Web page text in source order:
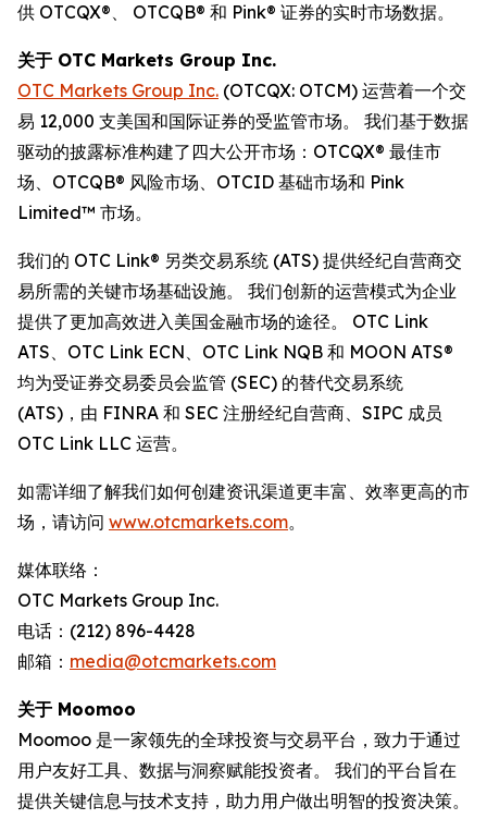
供 OTCQX®、 OTCQB® 和 Pink® 证券的实时市场数据。
关于 OTC Markets Group Inc.
OTC Markets Group Inc. (OTCQX: OTCM) 运营着一个交
易 12,000 支美国和国际证券的受监管市场。 我们基于数据
驱动的披露标准构建了四大公开市场：OTCQX® 最佳市
场、OTCQB® 风险市场、OTCID 基础市场和 Pink
Limited™ 市场。
我们的 OTC Link® 另类交易系统 (ATS) 提供经纪自营商交
易所需的关键市场基础设施。 我们创新的运营模式为企业
提供了更加高效进入美国金融市场的途径。 OTC Link
ATS、OTC Link ECN、OTC Link NQB 和 MOON ATS®
均为受证券交易委员会监管 (SEC) 的替代交易系统
(ATS)，由 FINRA 和 SEC 注册经纪自营商、SIPC 成员
OTC Link LLC 运营。
如需详细了解我们如何创建资讯渠道更丰富、效率更高的市
场，请访问 www.otcmarkets.com。
媒体联络：
OTC Markets Group Inc.
电话：(212) 896-4428
邮箱： media@otcmarkets.com
关于 Moomoo
Moomoo 是一家领先的全球投资与交易平台，致力于通过
用户友好工具、数据与洞察赋能投资者。 我们的平台旨在
提供关键信息与技术支持，助力用户做出明智的投资决策。